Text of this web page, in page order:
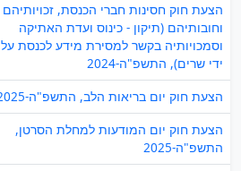
הצעת חוק חסינות חברי הכנסת, זכויותיהם
וחובותיהם (תיקון - כינוס ועדת האתיקה
וסמכויותיה בקשר למסירת מידע לכנסת על
ידי שרים), התשפ"ה-2024
הצעת חוק יום בריאות הלב, התשפ"ה-2025
הצעת חוק יום המודעות למחלת הסרטן,
התשפ"ה-2025